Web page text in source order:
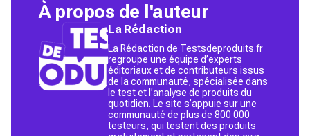
À propos de l'auteur
La Rédaction
La Rédaction de Testsdeproduits.fr
regroupe une équipe d’experts
éditoriaux et de contributeurs issus
de la communauté, spécialisée dans
le test et l’analyse de produits du
quotidien. Le site s’appuie sur une
communauté de plus de 800 000
testeurs, qui testent des produits